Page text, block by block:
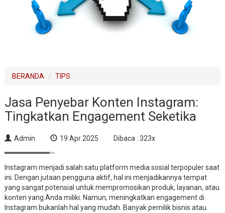
BERANDA TIPS
Jasa Penyebar Konten Instagram:
Tingkatkan Engagement Seketika
Admin 19 Apr 2025 Dibaca : 323x
Instagram menjadi salah satu platform media sosial terpopuler saat
ini. Dengan jutaan pengguna aktif, hal ini menjadikannya tempat
yang sangat potensial untuk mempromosikan produk, layanan, atau
konten yang Anda miliki. Namun, meningkatkan engagement di
Instagram bukanlah hal yang mudah. Banyak pemilik bisnis atau